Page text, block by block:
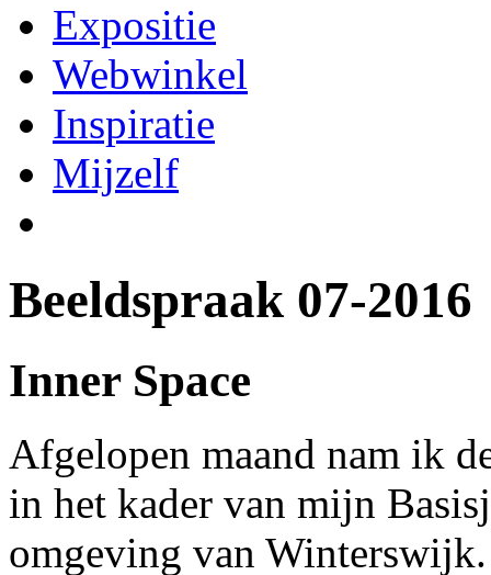
Expositie
Webwinkel
Inspiratie
Mijzelf
Beeldspraak 07-2016
Inner Space
Afgelopen maand nam ik
in het kader van mijn
omgeving van